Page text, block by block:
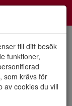
till ditt besök
funktioner,
som krävs för
av cookies du vill